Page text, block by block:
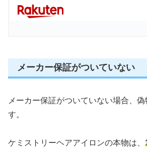
メーカー保証がついていない
メーカー保証がついていない場合、
す。
ケミストリーヘアアイロンの本物は、